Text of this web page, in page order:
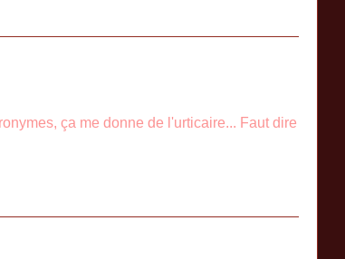
ça me donne de l'urticaire... Faut dire